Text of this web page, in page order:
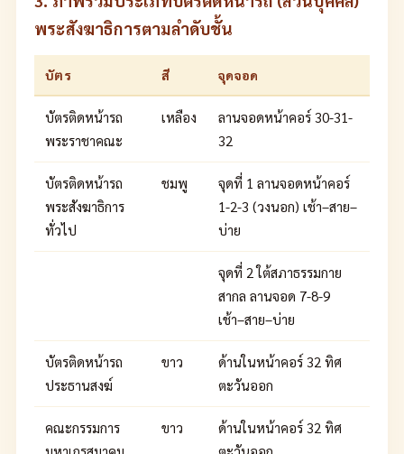
พระสังฆาธิการตามลำดับชั้น
บัตร สี จุดจอด
บัตรติดหน้ารถ
พระราชาคณะ
เหลือง
ลานจอดหน้าคอร์ 30-31-
32
บัตรติดหน้ารถ
พระสังฆาธิการ
ทั่วไป
ชมพู
จุดที่ 1 ลานจอดหน้าคอร์
1-2-3 (วงนอก) เช้า–สาย–
บ่าย
จุดที่ 2 ใต้สภาธรรมกาย
สากล ลานจอด 7-8-9
เช้า–สาย–บ่าย
บัตรติดหน้ารถ
ประธานสงฆ์
ขาว
ด้านในหน้าคอร์ 32 ทิศ
ตะวันออก
คณะกรรมการ
ขาว
ด้านในหน้าคอร์ 32 ทิศ